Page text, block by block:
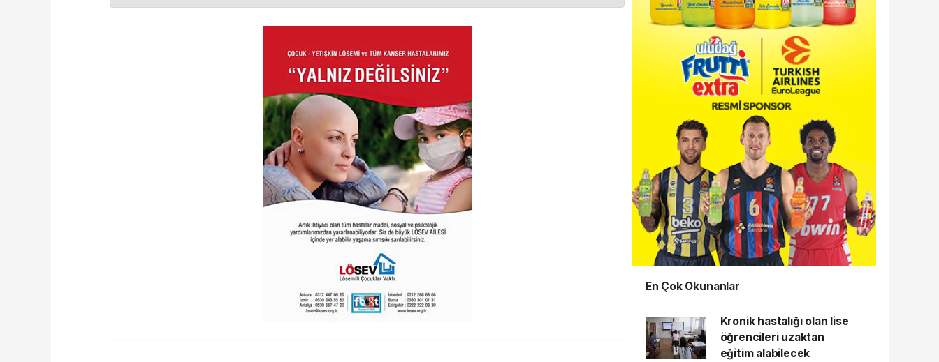
En Çok Okunanlar
Kronik hastalığı olan lise
öğrencileri uzaktan
eğitim alabilecek